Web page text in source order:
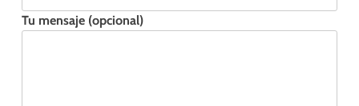
Tu mensaje (opcional)